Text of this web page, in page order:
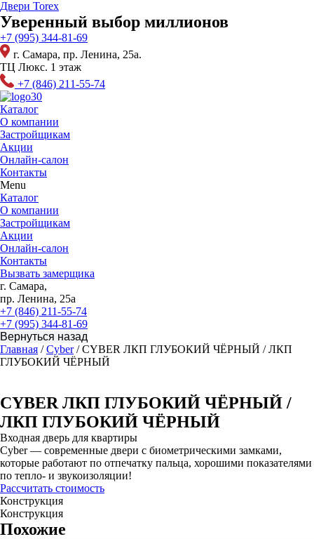
Перейти
к
содержимому
Двери Torex
Уверенный выбор миллионов
+7 (995) 344-81-69
г. Самара, пр. Ленина, 25а.
ТЦ Люкс. 1 этаж
+7 (846) 211-55-74
Каталог
О компании
Застройщикам
Акции
Онлайн-салон
Контакты
Menu
Каталог
О компании
Застройщикам
Акции
Онлайн-салон
Контакты
Вызвать замерщика
г. Самара,
пр. Ленина, 25а
+7 (846) 211-55-74
+7 (995) 344-81-69
Главная /Cyber/ CYBER ЛКП ГЛУБОКИЙ ЧЁРНЫЙ / ЛКП
ГЛУБОКИЙ ЧЁРНЫЙ
CYBER ЛКП ГЛУБОКИЙ ЧЁРНЫЙ /
ЛКП ГЛУБОКИЙ ЧЁРНЫЙ
Входная дверь для квартиры
Cyber — современные двери с биометрическими замками,
которые работают по отпечатку пальца, хорошими показателями
по тепло- и звукоизоляции!
Рассчитать стоимость
Конструкция
Конструкция
Похожие